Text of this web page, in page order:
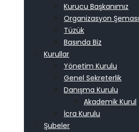
Kurucu Başkanımız
Organizasyon Şeması
Tüzük
Basında Biz
Kurullar
Yönetim Kurulu
Genel Sekreterlik
Danışma Kurulu
Akademik Kurul
İcra Kurulu
Şubeler